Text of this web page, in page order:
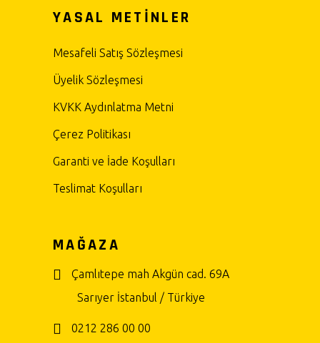
YASAL METİNLER
Mesafeli Satış Sözleşmesi
Üyelik Sözleşmesi
KVKK Aydınlatma Metni
Çerez Politikası
Garanti ve İade Koşulları
Teslimat Koşulları
MAĞAZA
Çamlıtepe mah Akgün cad. 69A
Sarıyer İstanbul / Türkiye
0212 286 00 00